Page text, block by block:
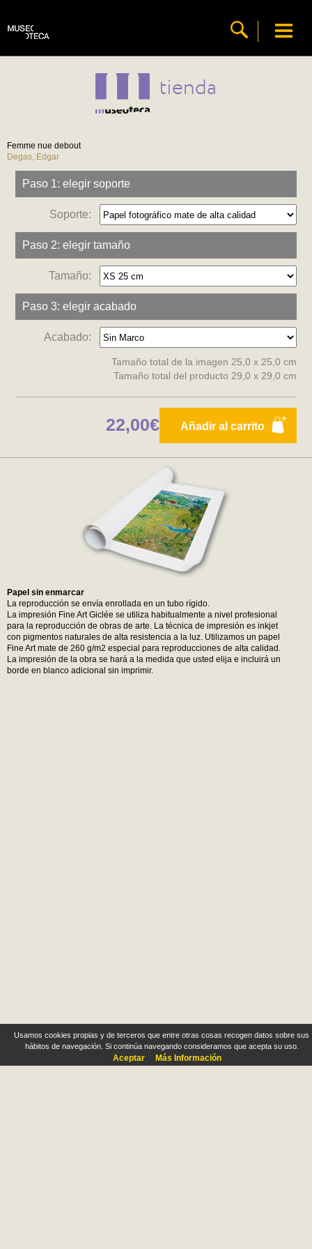
Usamos cookies propias y de terceros que entre otras cosas recogen datos sobre sus
hábitos de navegación. Si continúa navegando consideramos que acepta su uso.
Aceptar Más Información
tienda
Femme nue debout
Degas, Edgar
Paso 1: elegir soporte
Soporte:
Paso 2: elegir tamaño
Tamaño:
Paso 3: elegir acabado
Acabado:
Tamaño total de la imagen 25,0 x 25,0 cm
Tamaño total del producto 29,0 x 29,0 cm
Añadir al carrito
22,00€
Papel sin enmarcar
La reproducción se envía enrollada en un tubo rígido.
La impresión Fine Art Giclée se utiliza habitualmente a nivel profesional
para la reproducción de obras de arte. La técnica de impresión es inkjet
con pigmentos naturales de alta resistencia a la luz. Utilizamos un papel
Fine Art mate de 260 g/m2 especial para reproducciones de alta calidad.
La impresión de la obra se hará a la medida que usted elija e incluirá un
borde en blanco adicional sin imprimir.